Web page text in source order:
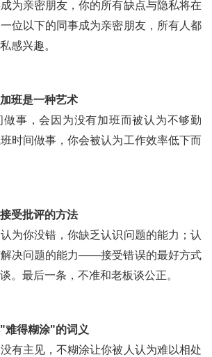
为亲密朋友，你的所有缺点与隐私将在
位以下的同事成为亲密朋友，所有人都
感兴趣。
班是一种艺术
事，会因为没有加班而被认为不够勤
时间做事，你会被认为工作效率低下而
受批评的方法
为你没错，你缺乏认识问题的能力；认
解决问题的能力——接受错误的最好方式
。最后一条，不准和老板谈公正。
难得糊涂"的词义
有主见，不糊涂让你被人认为难以相处